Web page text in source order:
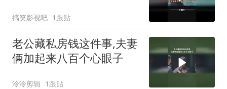
搞笑影视吧 1跟贴
老公藏私房钱这件事,夫妻
俩加起来八百个心眼子
泠泠剪辑 1跟贴